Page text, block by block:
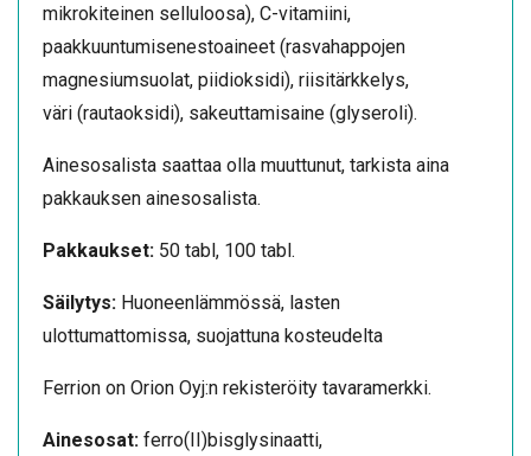
mikrokiteinen selluloosa), C-vitamiini,
paakkuuntumisenestoaineet (rasvahappojen
magnesiumsuolat, piidioksidi), riisitärkkelys,
väri (rautaoksidi), sakeuttamisaine (glyseroli).
Ainesosalista saattaa olla muuttunut, tarkista aina
pakkauksen ainesosalista.
Pakkaukset: 50 tabl, 100 tabl.
Säilytys: Huoneenlämmössä, lasten
ulottumattomissa, suojattuna kosteudelta
Ferrion on Orion Oyj:n rekisteröity tavaramerkki.
Ainesosat: ferro(II)bisglysinaatti,